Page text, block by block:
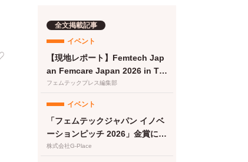
全文掲載記事
イベント
【現地レポート】Femtech Jap
an Femcare Japan 2026 in TO
KYO｜フェムテックジャパン20
取り組みが集結
フェムテックプレス編集部
イベント
「フェムテックジャパン イノベ
ーションピッチ 2026」金賞に竹
繊維＆でんぷん由来吸収体の生
株式会社G-Place